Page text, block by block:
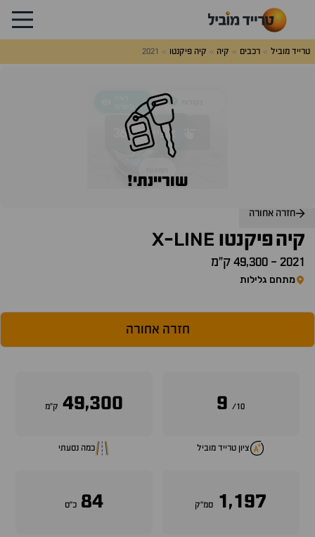
טרייד מוביל רכבים קיה קיה פיקנטו 2021
חזרה אחורה
קיהפיקנטו X-LINE
2021
- 49,300 ק״מ
מתחם גלילות
חזרה אחורה
שוריינתי!
10/
9
ציון טרייד מוביל
49,300 ק״מ
כמה נסעתי
1,197 סמ״ק 84 כ״ס